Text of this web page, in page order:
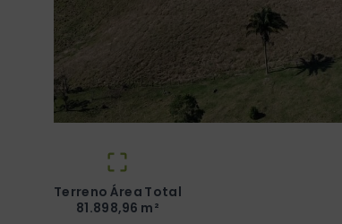
Terreno Área Total
81.898,96 m²